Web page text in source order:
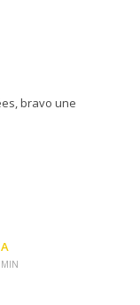
bravo une